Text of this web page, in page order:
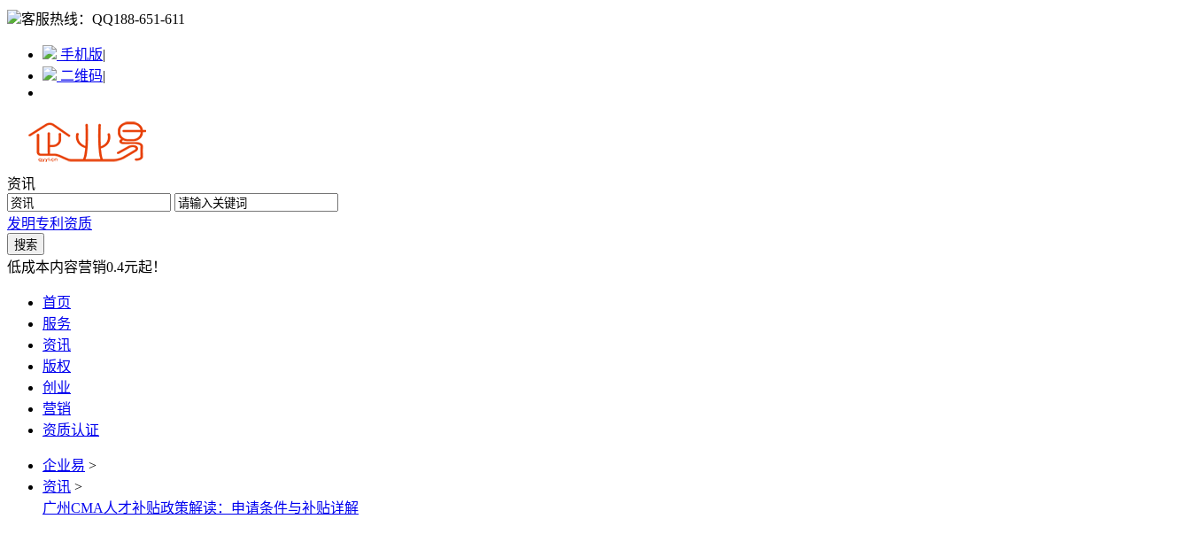
客服热线： QQ188-651-611
手机版|
二维码|
资讯
发明专利 资质
低成本内容营销0.4元起！
首页
服务
资讯
版权
创业
营销
资质认证
企业易 >
资讯 >
广州CMA人才补贴政策解读：申请条件与补贴详解